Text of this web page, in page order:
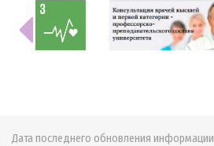
Дата последнего обновления информации